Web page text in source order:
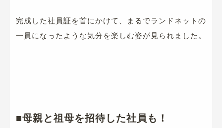
完成した社員証を首にかけて、まるでランドネットの
一員になったような気分を楽しむ姿が見られました。
■母親と祖母を招待した社員も！